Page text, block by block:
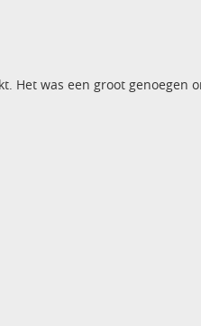
Het was een groot genoegen